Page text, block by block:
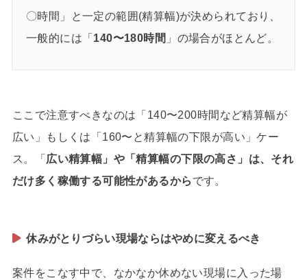
〇時間」と一定の範囲(精算幅)が決められており、
一般的には「140〜180時間 」の場合がほとんど。
ここで注意すべきなのは「140〜200時間など精算幅が
広い」もしくは「160〜と精算幅の下限が高い」ケー
ス。「広い精算幅」や「精算幅の下限の高さ」は、それ
だけ多く稼働する可能性があるから です。
休みがとりづらい現場ならはやめに変えるべき
案件をこなす中で、なかなか休めない現場に入った場